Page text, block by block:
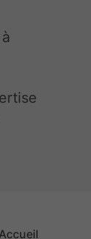
Accueil